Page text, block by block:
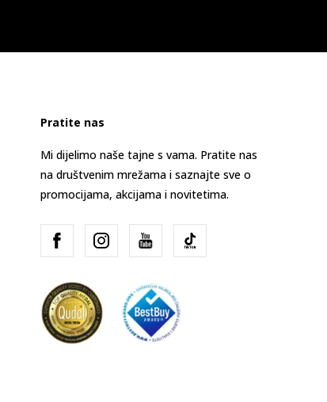
Pratite nas
Mi dijelimo naše tajne s vama. Pratite nas
na društvenim mrežama i saznajte sve o
promocijama, akcijama i novitetima.